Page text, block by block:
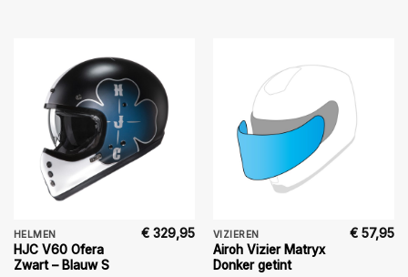
HELMEN
HJC V60 Ofera
Zwart – Blauw S
€ 329,95 VIZIEREN
Airoh Vizier Matryx
Donker getint
€ 57,95